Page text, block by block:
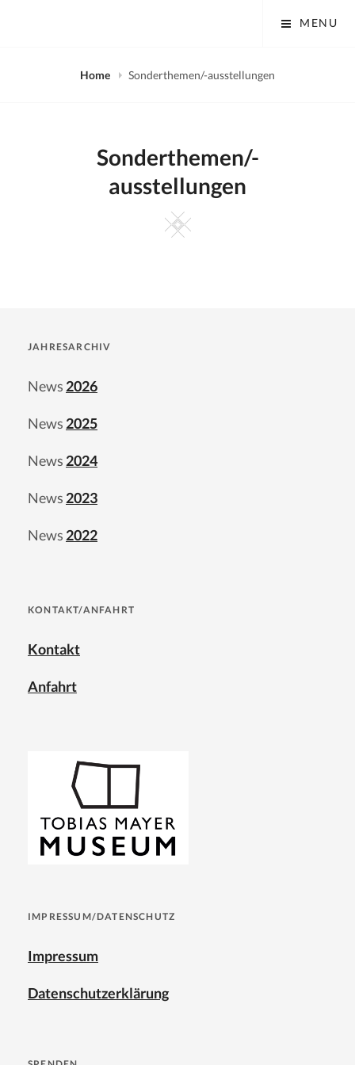
MENU
Home Sonderthemen/-ausstellungen
Sonderthemen/-
ausstellungen
Square
JAHRESARCHIV
News2026
News2025
News2024
News2023
News2022
KONTAKT/ANFAHRT
Kontakt
Anfahrt
IMPRESSUM/DATENSCHUTZ
Impressum
Datenschutzerklärung